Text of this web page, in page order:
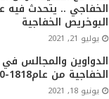
الخفاجي .. يتحدث فيه
البوخريص الخفاجية
يوليو 21, 2021
الدواوين والمجالس
الخفاجية من عام1818-1960م
يونيو 18, 2021